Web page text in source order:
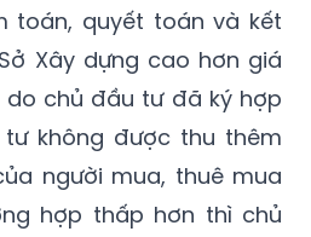
toán, quyết toán và kết
Xây dựng cao hơn giá
chủ đầu tư đã ký hợp
không được thu thêm
người mua, thuê mua
hợp thấp hơn thì chủ